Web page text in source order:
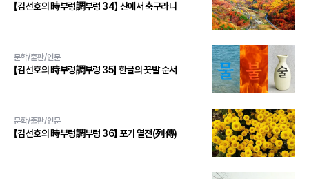
【김선호의 時부렁調부렁 34】 산에서 축구라니
문학/출판/인문
【김선호의 時부렁調부렁 35】 한글의 끗발 순서
문학/출판/인문
【김선호의 時부렁調부렁 36】 포기 열전(列傳)